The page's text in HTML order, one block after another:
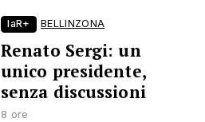
laR+ BELLINZONA
Renato Sergi: un
unico presidente,
senza discussioni
8 ore